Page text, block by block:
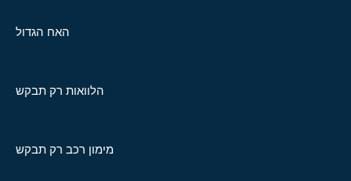
האח הגדול
הלוואות רק תבקש
מימון רכב רק תבקש